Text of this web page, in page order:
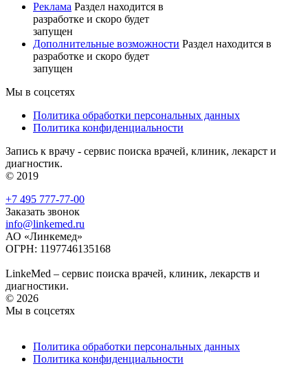
Реклама Раздел находится в
разработке и скоро будет
запущен
Дополнительные возможности Раздел находится в
разработке и скоро будет
запущен
Мы в соцсетях
Политика обработки персональных данных
Политика конфиденциальности
Запись к врачу - сервис поиска врачей, клиник, лекарст и
диагностик.
© 2019
+7 495 777-77-00
Заказать звонок
info@linkemed.ru
АО «Линкемед»
ОГРН: 1197746135168
LinkeMed – сервис поиска врачей, клиник, лекарств и
диагностики.
© 2026
Мы в соцсетях
Политика обработки персональных данных
Политика конфиденциальности